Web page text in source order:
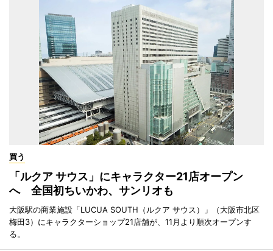
買う
「ルクア サウス」にキャラクター21店オープン
へ 全国初ちいかわ、サンリオも
大阪駅の商業施設「LUCUA SOUTH（ルクア サウス）」（大阪市北区
梅田3）にキャラクターショップ21店舗が、11月より順次オープンす
る。